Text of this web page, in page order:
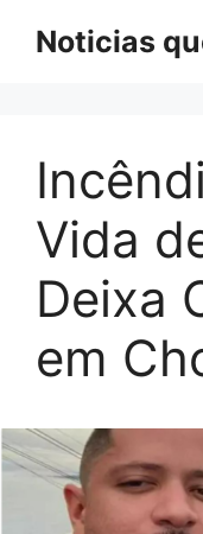
Noticias
Vida
Deixa
em